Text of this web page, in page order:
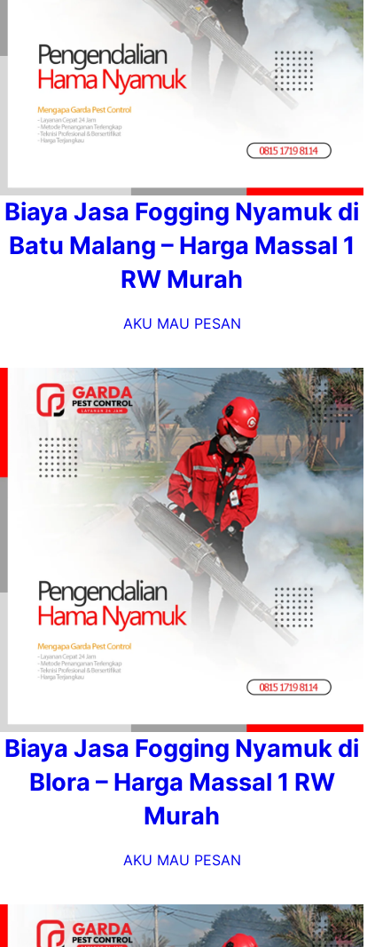
Biaya Jasa Fogging Nyamuk di
Batu Malang – Harga Massal 1
RW Murah
AKU MAU PESAN
Biaya Jasa Fogging Nyamuk di
Blora – Harga Massal 1 RW
Murah
AKU MAU PESAN